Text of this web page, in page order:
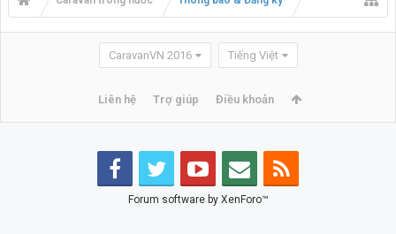
CaravanVN 2016 Tiếng Việt
Liên hệ Trợ giúp Điều khoản
Forum software by XenForo™